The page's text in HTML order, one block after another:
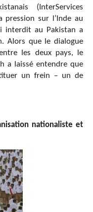
(InterServices
pression sur l’Inde au
interdit au Pakistan a
Alors que le dialogue
les deux pays, le
a laissé entendre que
un frein – un de
nationaliste et